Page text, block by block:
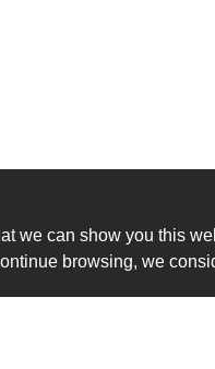
we can show you this
browsing, we